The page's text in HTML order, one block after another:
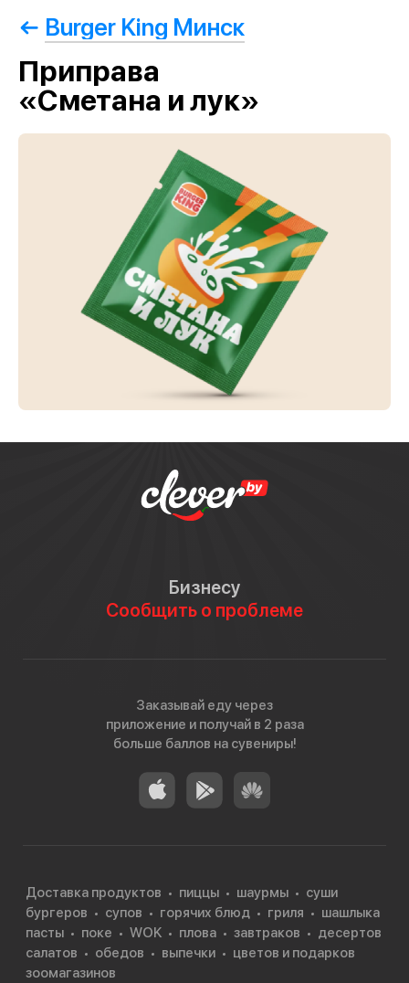
Burger King Минск
Приправа
«Сметана и лук»
Бизнесу
Сообщить о проблеме
Заказывай еду через
приложение и получай в 2 раза
больше баллов на сувениры!
Доставка продуктов пиццы шаурмы
суши
бургеров
супов горячих блюд гриля
шашлыка
пасты
поке WOK плова завтраков
десертов
салатов
обедов выпечки
цветов и подарков
зоомагазинов